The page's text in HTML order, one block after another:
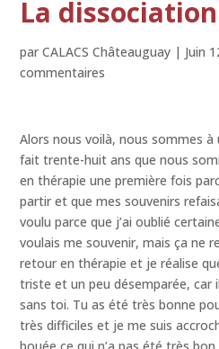
La
parCALACS Châteauguay | Juin
commentaires
Alors nous voilà, nous sommes
fait trente-huit ans que nous
en thérapie une première fois
partir et que mes souvenirs
voulu parce que j’ai oublié
voulais me souvenir, mais ça ne
retour en thérapie et je réalise
triste et un peu désemparée, car
sans toi. Tu as été très bonne
très difficiles et je me suis